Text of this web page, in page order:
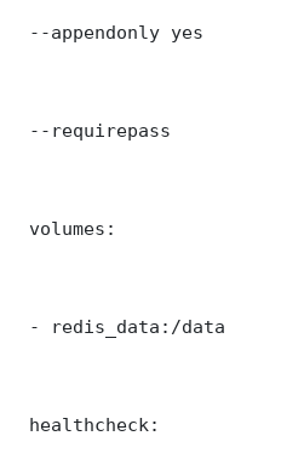
--appendonly yes
--requirepass
volumes:
- redis_data:/data
healthcheck: